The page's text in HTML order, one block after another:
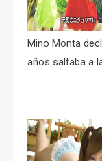
Mino Monta
años saltaba a